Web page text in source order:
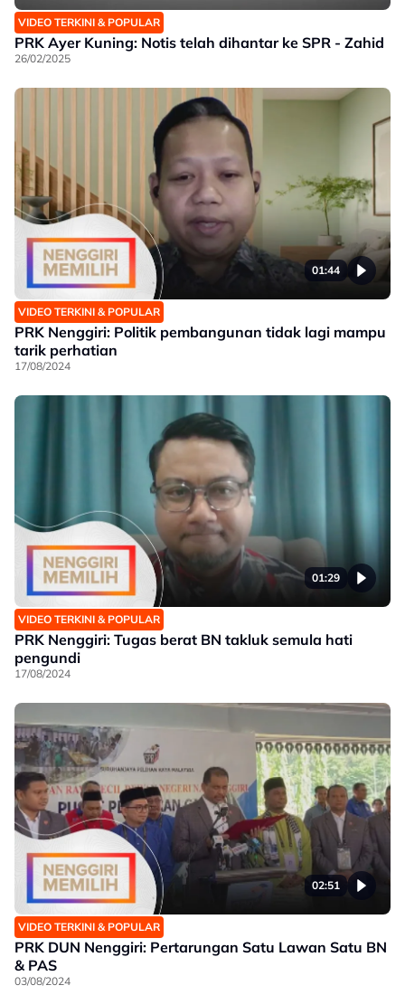
VIDEO TERKINI & POPULAR
PRK Ayer Kuning: Notis telah dihantar ke SPR - Zahid
26/02/2025
01:44
VIDEO TERKINI & POPULAR
PRK Nenggiri: Politik pembangunan tidak lagi mampu
tarik perhatian
17/08/2024
01:29
VIDEO TERKINI & POPULAR
PRK Nenggiri: Tugas berat BN takluk semula hati
pengundi
17/08/2024
02:51
VIDEO TERKINI & POPULAR
PRK DUN Nenggiri: Pertarungan Satu Lawan Satu BN
& PAS
03/08/2024